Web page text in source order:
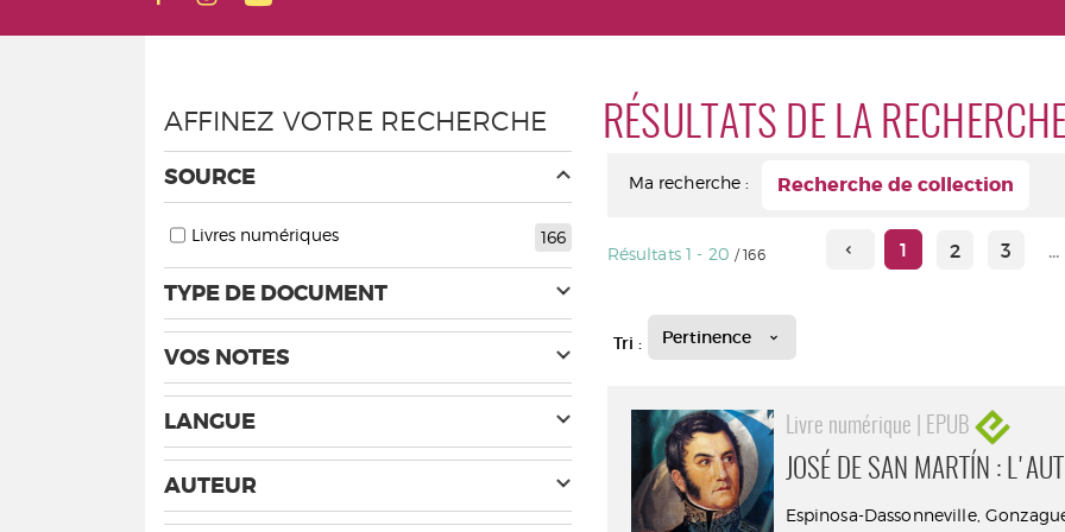
RÉSULTATS DE LA
Ma recherche : Recherche de collection
Résultats1 - 20 / 166 1 2 3 ...
Tri : Pertinence
Livre numérique | EPUB
JOSÉ DE SAN MARTÍN :
Espinosa-Dassonneville,
AFFINEZ VOTRE RECHERCHE
SOURCE
166
Livres numériques
TYPE DE DOCUMENT
VOS NOTES
LANGUE
AUTEUR